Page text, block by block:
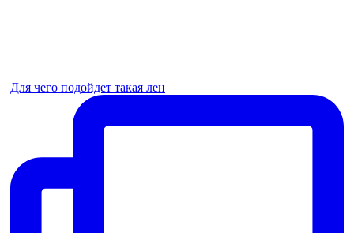
Для чего подойдет такая лен